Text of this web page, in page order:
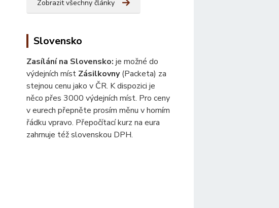
Zobrazit všechny články
Slovensko
Zasílání na Slovensko: je možné do
výdejních míst Zásilkovny(Packeta) za
stejnou cenu jako v ČR. K dispozici je
něco přes 3000 výdejních míst. Pro ceny
v eurech přepněte prosím měnu v horním
řádku vpravo. Přepočítací kurz na eura
zahrnuje též slovenskou DPH.